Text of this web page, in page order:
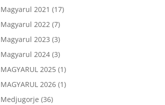
Magyarul 2021 (17)
Magyarul 2022 (7)
Magyarul 2023 (3)
Magyarul 2024 (3)
MAGYARUL 2025 (1)
MAGYARUL 2026 (1)
Medjugorje (36)